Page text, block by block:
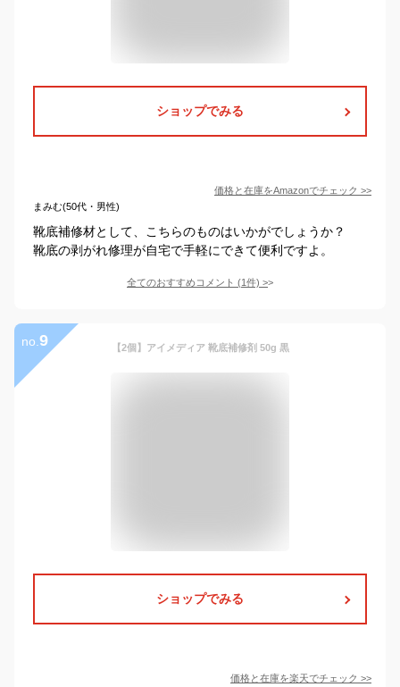
ショップでみる
価格と在庫をAmazonでチェック >>
まみむ(50代・男性)
靴底補修材として、こちらのものはいかがでしょうか？
靴底の剥がれ修理が自宅で手軽にできて便利ですよ。
全てのおすすめコメント (1件) >
no. 9 【2個】アイメディア 靴底補修剤 50g 黒
ショップでみる
価格と在庫を楽天でチェック >>